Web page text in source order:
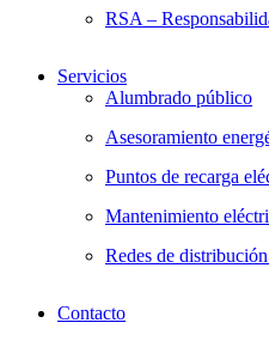
RSA –
Servicios
Alumbrado público
Asesoramiento
Puntos de recarga
Mantenimiento
Redes de
Contacto